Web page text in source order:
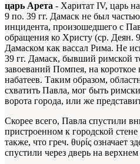
царь Арета - Харитат IV, царь
9 по. 39 гг. Дамаск не был
инцидента, произошедшего с
обращения ко Христу (ср. Деян.
Дамаском как вассал Рима. Не
39 гг. Дамаск, бывший римской
завоеваний Помпея, на короткое
набатеев. Таким образом,
схватить Павла, мог быть
ворота города, или же
Скорее всего, Павла спустили
пристроенном к городской
также, что греч. θυρίς означает
спустили через дверь на